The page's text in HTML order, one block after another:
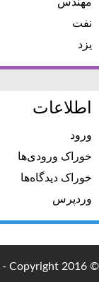
نفت
یزد
اطلاعات
ورود
خوراک ورودی‌ها
خوراک دیدگاه‌ها
وردپرس
© Copyright 2016 -